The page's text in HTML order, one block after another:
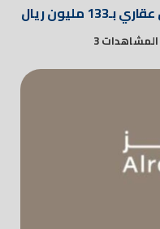
ريال
3